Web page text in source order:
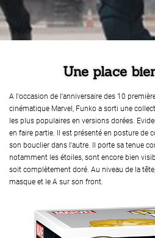
Une place
A l'occasion de l'anniversaire des 10
cinématique Marvel, Funko a sorti une
les plus populaires en versions dorées.
en faire partie. Il est présenté en posture de
son bouclier dans l'autre. Il porte sa tenue
notamment les étoiles, sont encore bien
soit complètement doré. Au niveau de la
masque et le A sur son front.